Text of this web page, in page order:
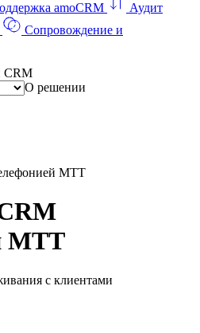
amoCRM
Аудит
Сопровождение и
CRM
О решении
МТТ
МТТ
с клиентами